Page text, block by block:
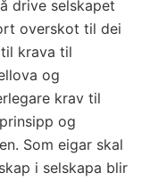
drive selskapet
overskot til dei
krava til
og
krav til
og
Som eigar skal
i selskapa blir